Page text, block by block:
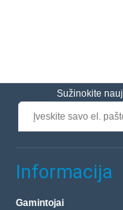
Sužinokite
Informacija
Gamintojai